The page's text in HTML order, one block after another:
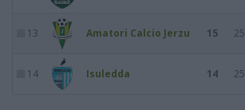
13 Amatori Calcio Jerzu 15 25
14 Isuledda 14 25